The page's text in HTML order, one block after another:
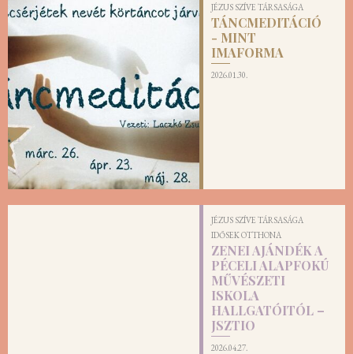
JÉZUS SZÍVE TÁRSASÁGA
TÁNCMEDITÁCIÓ
- MINT
IMAFORMA
2026.01.30.
JÉZUS SZÍVE TÁRSASÁGA
IDŐSEK OTTHONA
ZENEI AJÁNDÉK A
PÉCELI ALAPFOKÚ
MŰVÉSZETI
ISKOLA
HALLGATÓITÓL –
JSZTIO
2026.04.27.